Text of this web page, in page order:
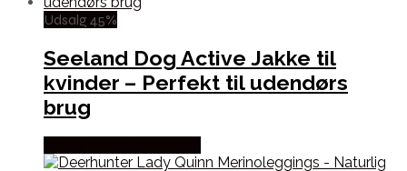
Udsalg 45%
Seeland Dog Active Jakke til
kvinder – Perfekt til udendørs
brug